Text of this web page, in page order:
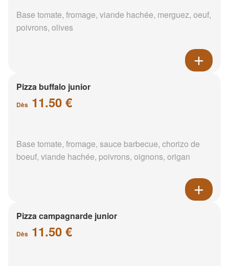
Base tomate, fromage, viande hachée, merguez, oeuf,
poivrons, olives
Pizza buffalo junior
Dès 11.50 €
Base tomate, fromage, sauce barbecue, chorizo de
boeuf, viande hachée, poivrons, oignons, origan
Pizza campagnarde junior
Dès 11.50 €